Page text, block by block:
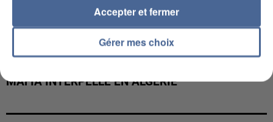
MAFIA INTERPELLÉ EN ALGÉRIE
Gérer mes choix
Accepter et fermer